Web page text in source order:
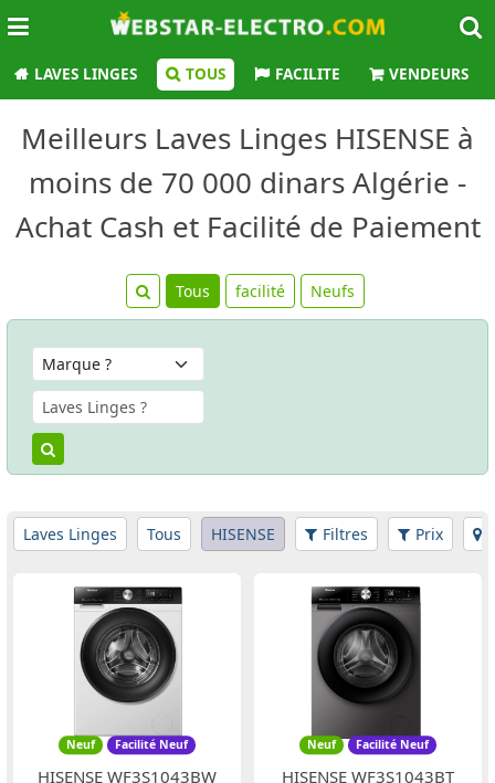
LAVES LINGES TOUS FACILITE VENDEURS
Meilleurs Laves Linges HISENSE à
moins de 70 000 dinars Algérie -
Achat Cash et Facilité de Paiement
Tous facilité Neufs
Laves Linges Tous HISENSE Filtres Prix
Neuf Facilité Neuf
HISENSE WF3S1043BW
Neuf Facilité Neuf
HISENSE WF3S1043BT